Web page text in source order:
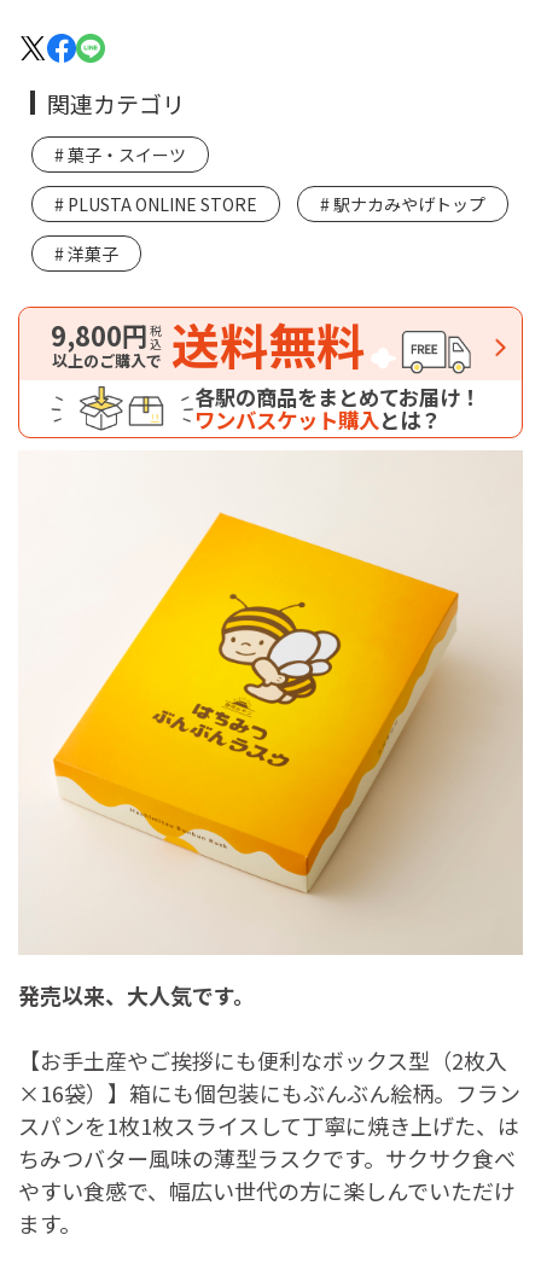
発売以来、大人気です。
【お手土産やご挨拶にも便利なボックス型（2枚入
×16袋）】箱にも個包装にもぶんぶん絵柄。フラン
スパンを1枚1枚スライスして丁寧に焼き上げた、は
ちみつバター風味の薄型ラスクです。サクサク食べ
やすい食感で、幅広い世代の方に楽しんでいただけ
ます。
関連カテゴリ
菓子・スイーツ
PLUSTA ONLINE STORE 駅ナカみやげトップ
洋菓子
9,800円税込
以上のご購入で 送料無料
各駅の商品をまとめてお届け！
ワンバスケット購入とは？